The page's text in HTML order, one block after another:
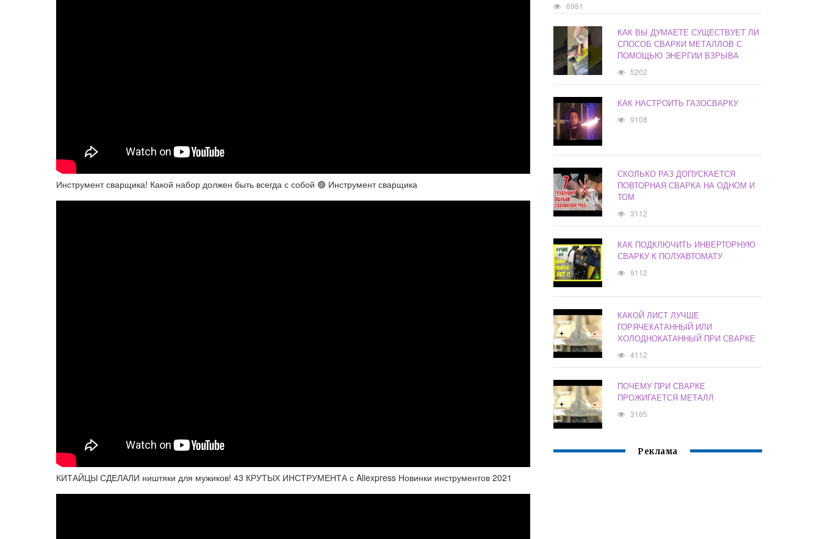
Инструмент сварщика! Какой набор должен быть всегда с собой 🟢 Инструмент сварщика
КИТАЙЦЫ СДЕЛАЛИ ништяки для мужиков! 43 КРУТЫХ ИНСТРУМЕНТА с Aliexpress Новинки инструментов 2021
6981
КАК ВЫ ДУМАЕТЕ СУЩЕСТВУЕТ ЛИ
СПОСОБ СВАРКИ МЕТАЛЛОВ С
ПОМОЩЬЮ ЭНЕРГИИ ВЗРЫВА
5202
КАК НАСТРОИТЬ ГАЗОСВАРКУ
9108
СКОЛЬКО РАЗ ДОПУСКАЕТСЯ
ПОВТОРНАЯ СВАРКА НА ОДНОМ И
ТОМ
3112
КАК ПОДКЛЮЧИТЬ ИНВЕРТОРНУЮ
СВАРКУ К ПОЛУАВТОМАТУ
9112
КАКОЙ ЛИСТ ЛУЧШЕ
ГОРЯЧЕКАТАННЫЙ ИЛИ
ХОЛОДНОКАТАННЫЙ ПРИ СВАРКЕ
4112
ПОЧЕМУ ПРИ СВАРКЕ
ПРОЖИГАЕТСЯ МЕТАЛЛ
3165
Реклама